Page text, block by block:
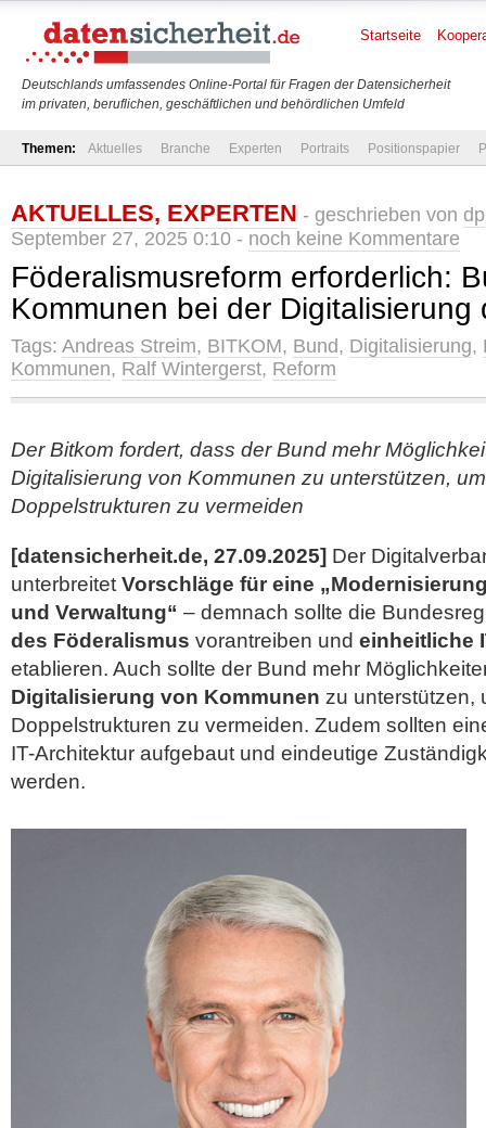
Deutschlands umfassendes Online-Portal für Fragen der Datensicherheit
im privaten, beruflichen, geschäftlichen und behördlichen Umfeld
Startseite
Themen: Aktuelles Branche Experten Portraits Positionspapier
AKTUELLES, EXPERTEN - geschrieben von dp
September 27, 2025 0:10 - noch keine Kommentare
Föderalismusreform erforderlich:
Kommunen bei der Digitalisierung
Tags: Andreas Streim, BITKOM, Bund, Digitalisierung,
Kommunen, Ralf Wintergerst, Reform
Der Bitkom fordert, dass der Bund mehr
Digitalisierung von Kommunen zu unterstützen,
Doppelstrukturen zu vermeiden
[datensicherheit.de, 27.09.2025] Der
unterbreitet Vorschläge für eine
und Verwaltung“ – demnach sollte die
des Föderalismus vorantreiben und einheitliche
etablieren. Auch sollte der Bund mehr
Digitalisierung von Kommunen zu unterstützen,
Doppelstrukturen zu vermeiden. Zudem sollten
IT-Architektur aufgebaut und eindeutige
werden.